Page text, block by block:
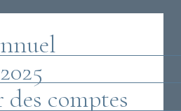
comptes